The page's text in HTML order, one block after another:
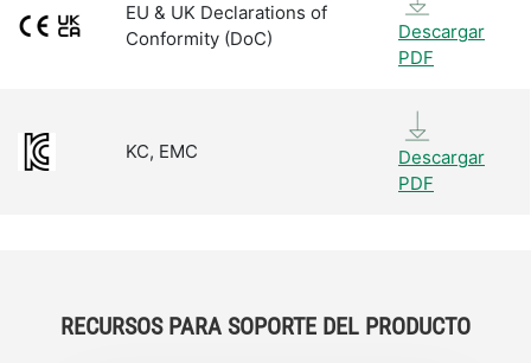
EU & UK Declarations of
Conformity (DoC)
Descargar
PDF
KC, EMC
Descargar
PDF
RECURSOS PARA SOPORTE DEL PRODUCTO